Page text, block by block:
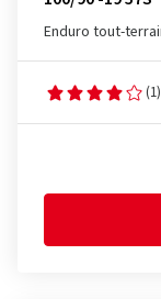
Enduro tout-
(1)